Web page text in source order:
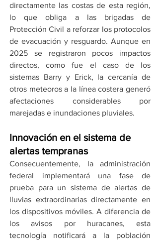
directamente las costas de esta región,
lo que obliga a las brigadas de
Protección Civil a reforzar los protocolos
de evacuación y resguardo. Aunque en
2025 se registraron pocos impactos
directos, como fue el caso de los
sistemas Barry y Erick, la cercanía de
otros meteoros a la línea costera generó
afectaciones considerables por
marejadas e inundaciones pluviales.
Innovación en el sistema de
alertas tempranas
Consecuentemente, la administración
federal implementará una fase de
prueba para un sistema de alertas de
lluvias extraordinarias directamente en
los dispositivos móviles. A diferencia de
los avisos por huracanes, esta
tecnología notificará a la población